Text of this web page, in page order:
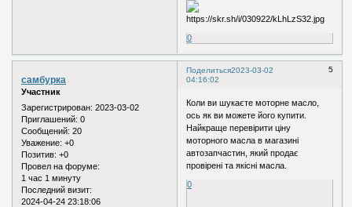
0
Поделиться 5
2023-03-02
04:16:02
самбурка
Участник
Зарегистрирован: 2023-03-02
Приглашений: 0
Сообщений: 20
Уважение: +0
Позитив: +0
Провел на форуме:
1 час 1 минуту
Последний визит:
2024-04-24 23:18:06
Коли ви шукаєте моторне масло,
ось як ви можете його купити.
Найкраще перевірити ціну
моторного масла в магазині
автозапчастин, який продає
провірені та якісні масла.
0